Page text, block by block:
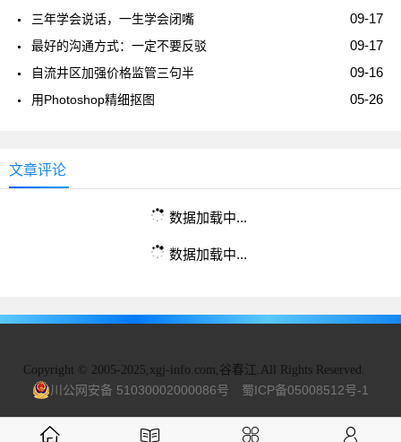
09-17
三年学会说话，一生学会闭嘴
09-17
最好的沟通方式：一定不要反驳
09-16
自流井区加强价格监管三句半
05-26
用Photoshop精细抠图
文章评论
数据加载中...
数据加载中...
Copyright © 2005-2025,xgj-info.com,谷春江.All Rights Reserved.
川公网安备 51030002000086号 蜀ICP备05008512号-1